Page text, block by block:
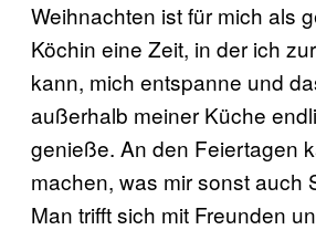
Weihnachten ist für mich als
Köchin eine Zeit, in der ich
kann, mich entspanne und
außerhalb meiner Küche
genieße. An den Feiertagen
machen, was mir sonst auch
Man trifft sich mit Freunden